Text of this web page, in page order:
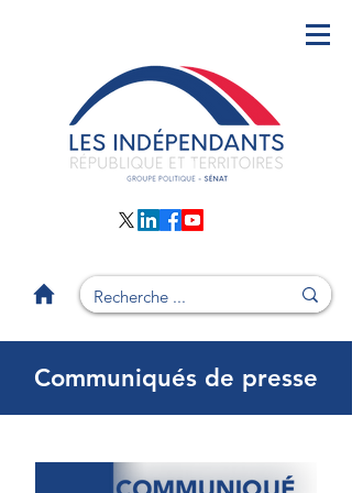
Communiqués de presse